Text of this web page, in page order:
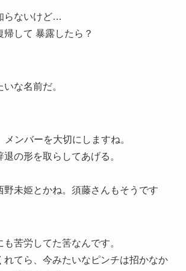
らないけど…
して 暴露したら？
な名前だ。
ンバーを大切にしますね。
の形を取らしてあげる。
野未姫とかね。須藤さんもそうです
苦労してた筈なんです。
れてら、今みたいなピンチは招かなか